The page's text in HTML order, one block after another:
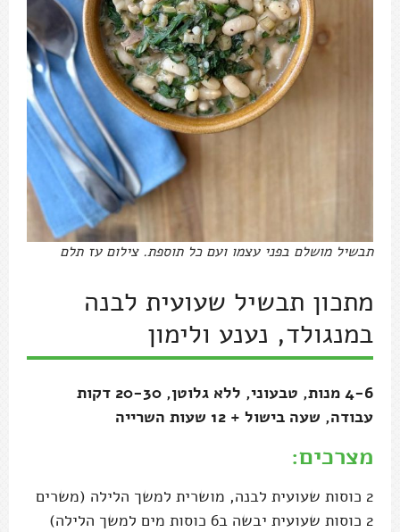
תבשיל מושלם בפני עצמו ועם כל תוספת. צילום עז תלם
מתכון תבשיל שעועית לבנה
במנגולד, נענע ולימון
4-6 מנות, טבעוני, ללא גלוטן, 20-30 דקות
עבודה, שעה בישול + 12 שעות השרייה
מצרכים:
2 כוסות שעועית לבנה, מושרית למשך הלילה (משרים
2 כוסות שעועית יבשה ב6 כוסות מים למשך הלילה)